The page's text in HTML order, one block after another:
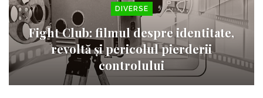
DIVERSE
Fight Club: filmul despre identitate,
revoltă și pericolul pierderii
controlului